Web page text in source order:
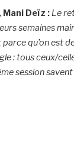
Deïz : Le
semaines
qu’on est
: tous ceux/
session